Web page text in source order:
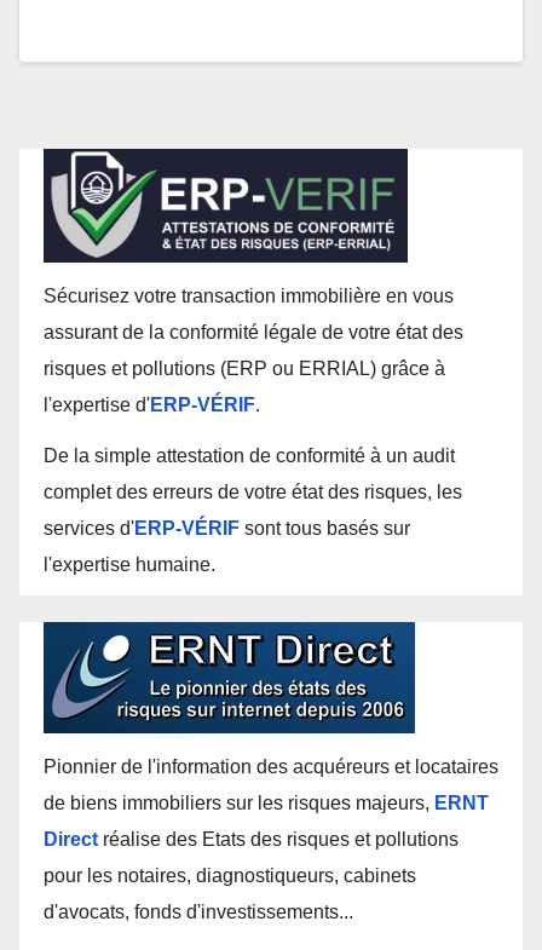
Sécurisez votre transaction immobilière en vous
assurant de la conformité légale de votre état des
risques et pollutions (ERP ou ERRIAL) grâce à
l'expertise d'ERP-VÉRIF.
De la simple attestation de conformité à un audit
complet des erreurs de votre état des risques, les
services d'ERP-VÉRIF sont tous basés sur
l'expertise humaine.
Pionnier de l'information des acquéreurs et locataires
de biens immobiliers sur les risques majeurs, ERNT
Direct réalise des Etats des risques et pollutions
pour les notaires, diagnostiqueurs, cabinets
d'avocats, fonds d'investissements...